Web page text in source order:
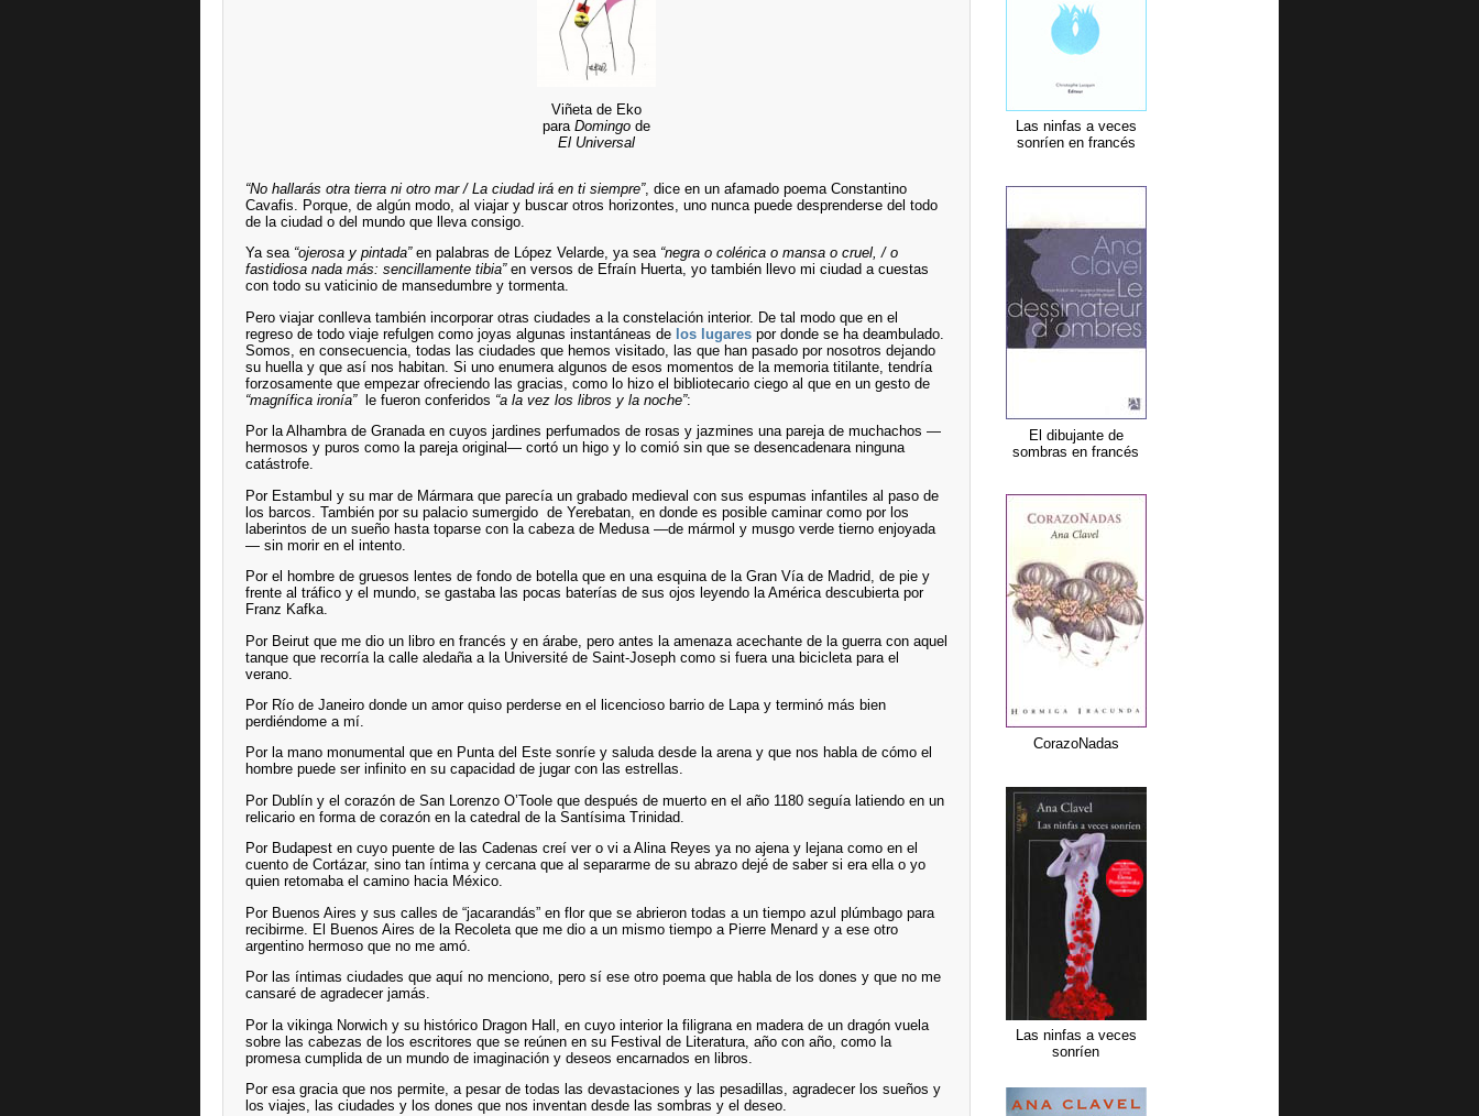
Viñeta de Eko
para Domingo de
El Universal
“No hallarás otra tierra ni otro mar / La ciudad irá en ti siempre”, dice en un afamado poema Constantino
Cavafis. Porque, de algún modo, al viajar y buscar otros horizontes, uno nunca puede desprenderse del todo
de la ciudad o del mundo que lleva consigo.
Ya sea “ojerosa y pintada”en palabras de López Velarde, ya sea “negra o colérica o mansa o cruel, / o
fastidiosa nada más: sencillamente tibia”en versos de Efraín Huerta, yo también llevo mi ciudad a cuestas
con todo su vaticinio de mansedumbre y tormenta.
Pero viajar conlleva también incorporar otras ciudades a la constelación interior. De tal modo que en el
regreso de todo viaje refulgen como joyas algunas instantáneas de los lugares por donde se ha deambulado.
Somos, en consecuencia, todas las ciudades que hemos visitado, las que han pasado por nosotros dejando
su huella y que así nos habitan. Si uno enumera algunos de esos momentos de la memoria titilante, tendría
forzosamente que empezar ofreciendo las gracias, como lo hizo el bibliotecario ciego al que en un gesto de
“magnífica ironía”le fueron conferidos “a la vez los libros y la noche”:
Por la Alhambra de Granada en cuyos jardines perfumados de rosas y jazmines una pareja de muchachos —
hermosos y puros como la pareja original— cortó un higo y lo comió sin que se desencadenara ninguna
catástrofe.
Por Estambul y su mar de Mármara que parecía un grabado medieval con sus espumas infantiles al paso de
los barcos. También por su palacio sumergido de Yerebatan, en donde es posible caminar como por los
laberintos de un sueño hasta toparse con la cabeza de Medusa —de mármol y musgo verde tierno enjoyada
— sin morir en el intento.
Por el hombre de gruesos lentes de fondo de botella que en una esquina de la Gran Vía de Madrid, de pie y
frente al tráfico y el mundo, se gastaba las pocas baterías de sus ojos leyendo la América descubierta por
Franz Kafka.
Por Beirut que me dio un libro en francés y en árabe, pero antes la amenaza acechante de la guerra con aquel
tanque que recorría la calle aledaña a la Université de Saint-Joseph como si fuera una bicicleta para el
verano.
Por Río de Janeiro donde un amor quiso perderse en el licencioso barrio de Lapa y terminó más bien
perdiéndome a mí.
Por la mano monumental que en Punta del Este sonríe y saluda desde la arena y que nos habla de cómo el
hombre puede ser infinito en su capacidad de jugar con las estrellas.
Por Dublín y el corazón de San Lorenzo O’Toole que después de muerto en el año 1180 seguía latiendo en un
relicario en forma de corazón en la catedral de la Santísima Trinidad.
Por Budapest en cuyo puente de las Cadenas creí ver o vi a Alina Reyes ya no ajena y lejana como en el
cuento de Cortázar, sino tan íntima y cercana que al separarme de su abrazo dejé de saber si era ella o yo
quien retomaba el camino hacia México.
Por Buenos Aires y sus calles de “jacarandás” en flor que se abrieron todas a un tiempo azul plúmbago para
recibirme. El Buenos Aires de la Recoleta que me dio a un mismo tiempo a Pierre Menard y a ese otro
argentino hermoso que no me amó.
Por las íntimas ciudades que aquí no menciono, pero sí ese otro poema que habla de los dones y que no me
cansaré de agradecer jamás.
Por la vikinga Norwich y su histórico Dragon Hall, en cuyo interior la filigrana en madera de un dragón vuela
sobre las cabezas de los escritores que se reúnen en su Festival de Literatura, año con año, como la
promesa cumplida de un mundo de imaginación y deseos encarnados en libros.
Por esa gracia que nos permite, a pesar de todas las devastaciones y las pesadillas, agradecer los sueños y
los viajes, las ciudades y los dones que nos inventan desde las sombras y el deseo.
Las ninfas a veces
sonríen en francés
El dibujante de
sombras en francés
CorazoNadas
Las ninfas a veces
sonríen